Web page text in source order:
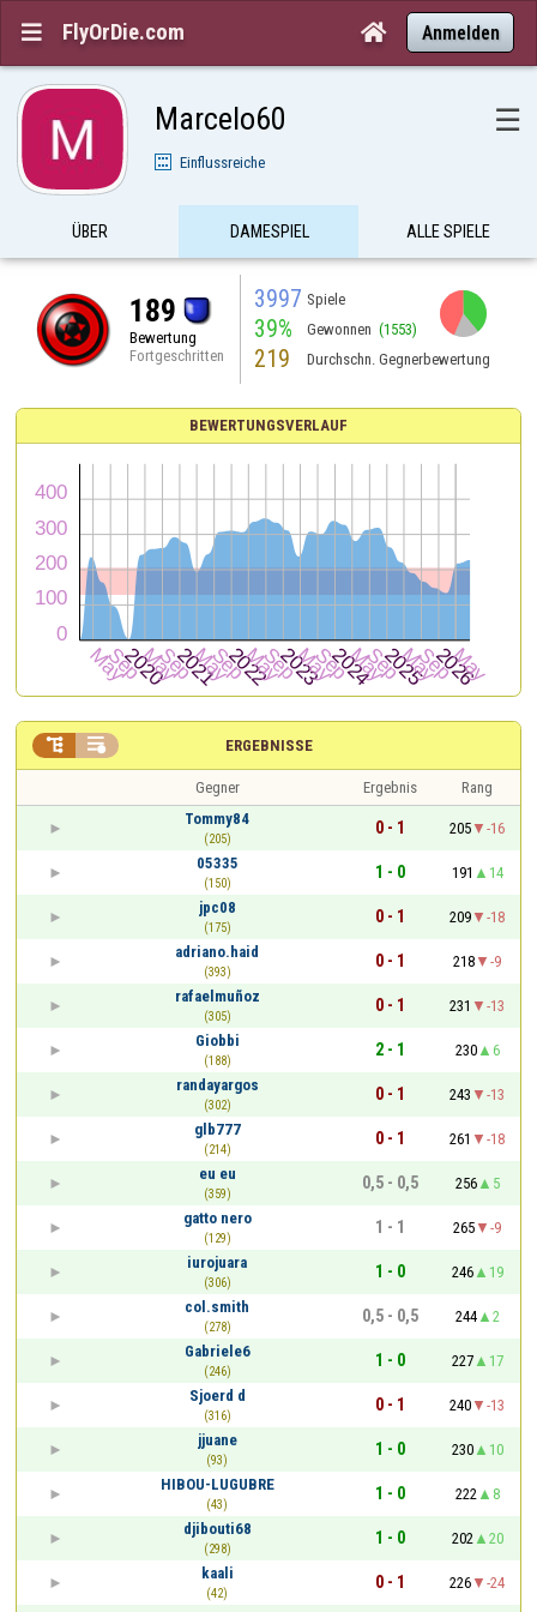
 FlyOrDie.com  Anmelden
Marcelo60 ☰
Einflussreiche
ÜBER DAMESPIEL ALLE SPIELE
189
Bewertung
Fortgeschritten
3997 Spiele
39% Gewonnen (1553)
219 Durchschn. Gegnerbewertung
BEWERTUNGSVERLAUF
ERGEBNISSE
 
Gegner Ergebnis
Rang
Tommy84
(205)
0 - 1 205
-16
05335
(150)
1 - 0 191
14
jpc08
(175)
0 - 1 209
-18
adriano.haid
(393)
0 - 1 218
-9
rafaelmuñoz
(305)
0 - 1 231
-13
Giobbi
(188)
2 - 1 230
6
randayargos
(302)
0 - 1 243
-13
glb777
(214)
0 - 1 261
-18
eu eu
(359)
0,5 - 0,5 256
5
gatto nero
(129)
1 - 1 265
-9
iurojuara
(306)
1 - 0 246
19
col.smith
(278)
0,5 - 0,5 244
2
Gabriele6
(246)
1 - 0 227
17
Sjoerd d
(316)
0 - 1 240
-13
jjuane
(93)
1 - 0 230
10
HIBOU-LUGUBRE
(43)
1 - 0 222
8
djibouti68
(298)
1 - 0 202
20
kaali
(42)
0 - 1 226
-24